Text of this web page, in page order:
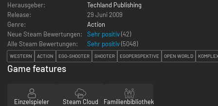
Herausgeber:
Techland Publishing
Release:
29 Juni 2009
Genre:
Action
Neue Steam Bewertungen:
Sehr positiv(42)
Alle Steam Bewertungen:
Sehr positiv(5048)
WESTERN ACTION EGO-SHOOTER SHOOTER EGOPERSPEKTIVE OPEN WORLD
Game features
Einzelspieler Steam Cloud Familienbibliothek